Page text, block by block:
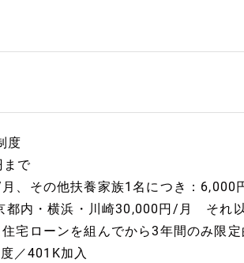
度
まで
、その他扶養家族1名につき：6,000
都内・横浜・川崎30,000円/月 それ
宅ローンを組んでから3年間のみ限定
／401K加入